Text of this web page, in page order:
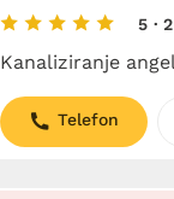
5 ·
Kanaliziranje
Telefon